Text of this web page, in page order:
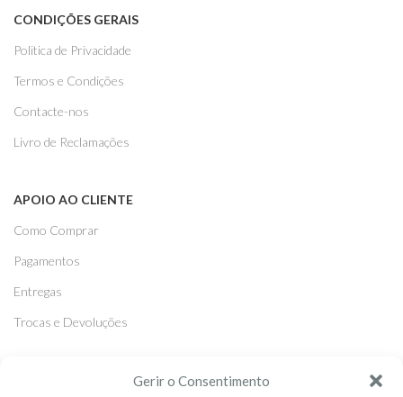
Gerir o Consentimento
CONDIÇÕES GERAIS
Politica de Privacidade
Termos e Condições
Contacte-nos
Livro de Reclamações
APOIO AO CLIENTE
Como Comprar
Pagamentos
Entregas
Trocas e Devoluções